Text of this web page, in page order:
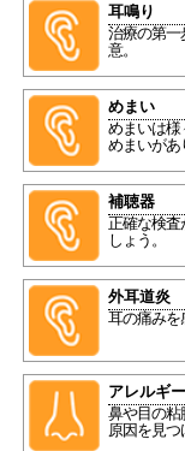
耳鳴り
治療の第一
意。
めまい
めまいは様
めまいがあ
補聴器
正確な検査
しょう。
外耳道炎
耳の痛みを
アレルギ
鼻や目の粘
原因を見つ